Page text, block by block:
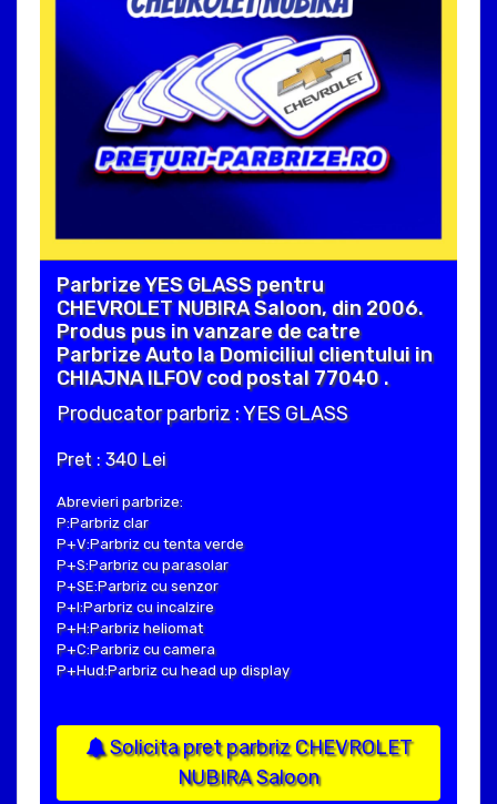
Parbrize YES GLASS pentru
CHEVROLET NUBIRA Saloon, din 2006.
Produs pus in vanzare de catre
Parbrize Auto la Domiciliul clientului in
CHIAJNA ILFOV cod postal 77040 .
Producator parbriz : YES GLASS
Pret : 340 Lei
Abrevieri parbrize:
P:Parbriz clar
P+V:Parbriz cu tenta verde
P+S:Parbriz cu parasolar
P+SE:Parbriz cu senzor
P+I:Parbriz cu incalzire
P+H:Parbriz heliomat
P+C:Parbriz cu camera
P+Hud:Parbriz cu head up display
Solicita pret parbriz CHEVROLET
NUBIRA Saloon